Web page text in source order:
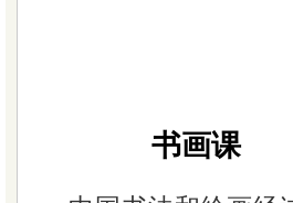
书画课